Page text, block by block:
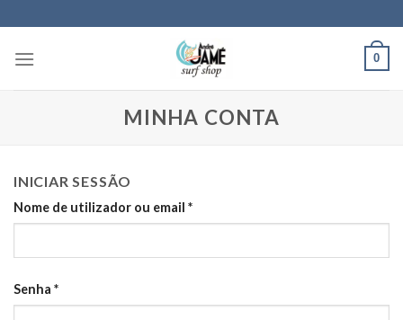
to
content
0
MINHA CONTA
INICIAR SESSÃO
Nome de utilizador ou email *
Senha *